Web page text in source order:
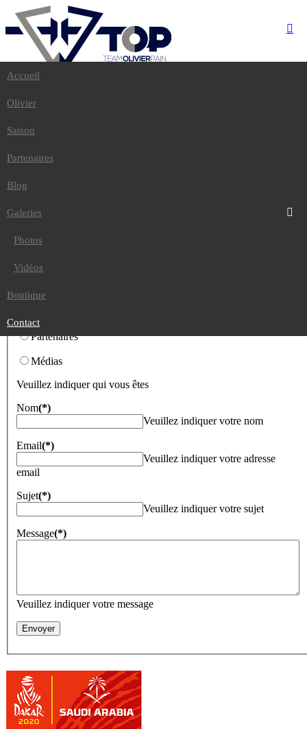
Olivier
Partenaires
Galeries
Accueil
Partenaires
Médias
Veuillez indiquer qui vous êtes
Nom(*)
Veuillez indiquer votre nom
Email(*)
Veuillez indiquer votre adresse
email
Sujet(*)
Veuillez indiquer votre sujet
Message(*)
Veuillez indiquer votre message
Accueil
Olivier
Saison
Partenaires
Blog
Galeries
Photos
Vidéos
Boutique
Contact